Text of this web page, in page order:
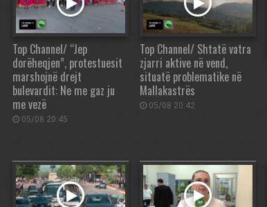
Top Channel/ “Jep
dorëheqjen”, protestuesit
marshojnë drejt
bulevardit: Ne me gaz ju
me vezë
05/08 20:45
Top Channel/ Shtatë vatra
zjarri aktive në vend,
situatë problematike në
Mallakastrës
05/08 20:42